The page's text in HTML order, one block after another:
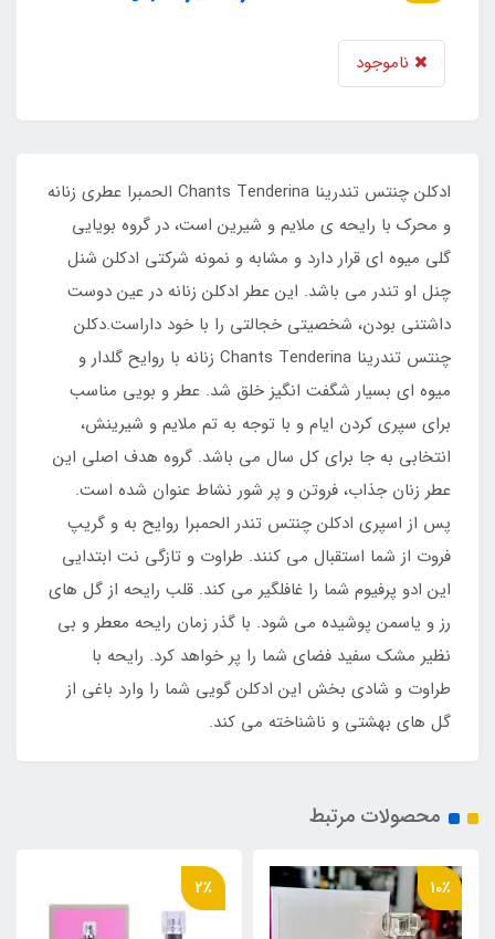
ناموجود
ادکلن چنتس تندرینا Chants Tenderina الحمبرا عطری زنانه
و محرک با رایحه ی ملایم و شیرین است، در گروه بویایی
گلی میوه ای قرار دارد و مشابه و نمونه شرکتی ادکلن شنل
چنل او تندر می باشد. این عطر ادکلن زنانه در عین دوست
داشتنی بودن، شخصیتی خجالتی را با خود داراست.دکلن
چنتس تندرینا Chants Tenderina زنانه با روایح گلدار و
میوه ای بسیار شگفت انگیز خلق شد. عطر و بویی مناسب
برای سپری کردن ایام و با توجه به تم ملایم و شیرینش،
انتخابی به جا برای کل سال می باشد. گروه هدف اصلی این
عطر زنان جذاب، فروتن و پر شور نشاط عنوان شده است.
پس از اسپری ادکلن چنتس تندر الحمبرا روایح به و گریپ
فروت از شما استقبال می کنند. طراوت و تازگی نت ابتدایی
این ادو پرفیوم شما را غافلگیر می کند. قلب رایحه از گل های
رز و یاسمن پوشیده می شود. با گذر زمان رایحه معطر و بی
نظیر مشک سفید فضای شما را پر خواهد کرد. رایحه با
طراوت و شادی بخش این ادکلن گویی شما را وارد باغی از
گل های بهشتی و ناشناخته می کند.
محصولات مرتبط
2٪ 27٪